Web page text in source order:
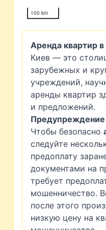
100 km
Аренда квартир
Киев — это
зарубежных и
учреждений,
аренды квартир
и предложений.
Предупреждение
Чтобы безопасно
следуйте
предоплату
документами на
требует
мошенничество.
после этого
низкую цену на